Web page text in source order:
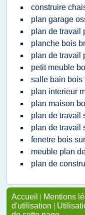
construire
plan garage
plan de travail
planche bois
plan de travail
petit meuble
salle bain bois
plan interieur
plan maison
plan de travail
plan de travail
fenetre bois
meuble plan
plan de
Accueil | Mentions
d'utilisation |